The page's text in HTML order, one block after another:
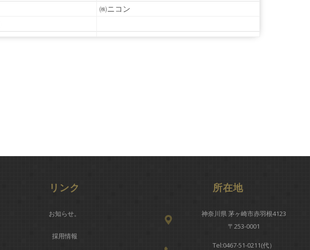
㈱ニコン
リンク
お知らせ。
採用情報
所在地
神奈川県 茅ヶ崎市赤羽根4123
〒253-0001
Tel:0467-51-0211(代）